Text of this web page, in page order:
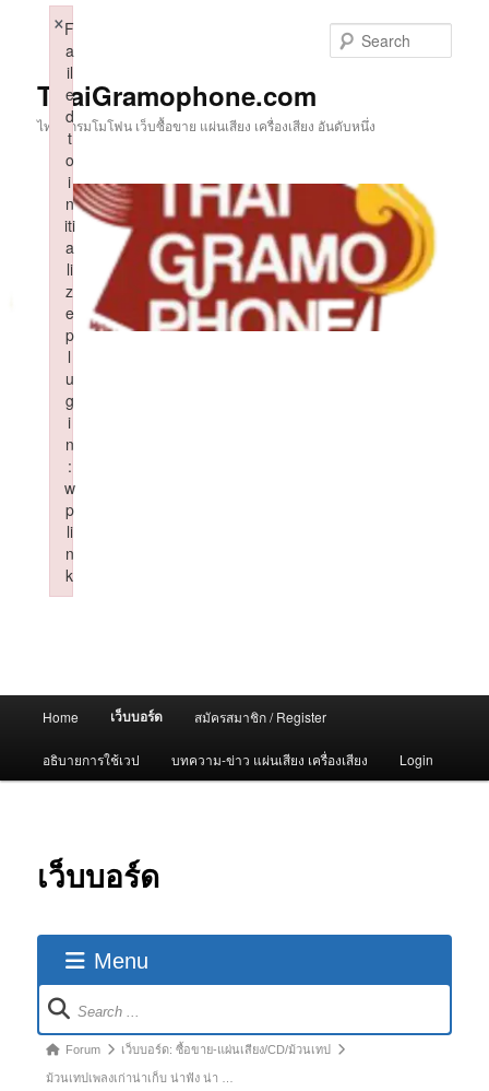
ThaiGramophone.com
ไทยแกรมโมโฟน เว็บซื้อขาย แผ่นเสียง เครื่องเสียง อันดับหนึ่ง
Home เว็บบอร์ด สมัครสมาชิก / Register
อธิบายการใช้เวป บทความ-ข่าว แผ่นเสียง เครื่องเสียง Login
เว็บบอร์ด
Menu
Forum
Navigation
Forum
breadcrumbs
Forum เว็บบอร์ด: ซื้อขาย-แผ่นเสียง/CD/ม้วนเทป
ม้วนเทปเพลงเก่าน่าเก็บ น่าฟัง น่า …
F
a
il
e
d
t
o
i
n
iti
a
li
z
e
p
l
u
g
i
n
:
w
p
li
n
k
×
Failed to initialize plugin: wplink